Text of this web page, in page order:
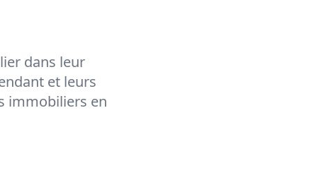
dans leur
et leurs
immobiliers en